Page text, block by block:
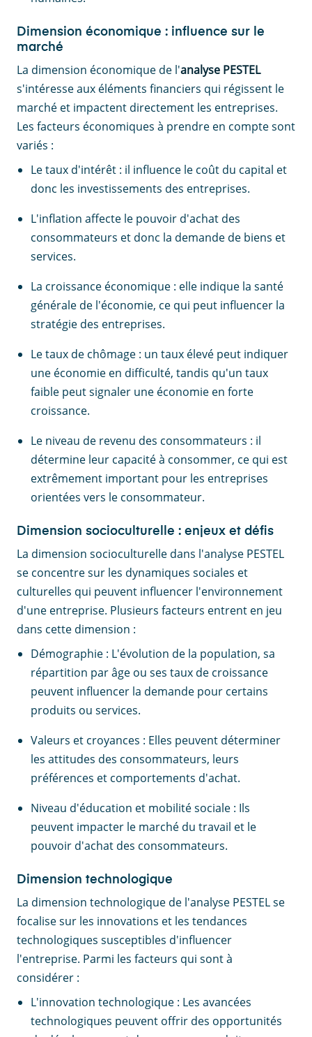
Dimension économique : influence sur le
marché
La dimension économique de l'analyse PESTEL
s'intéresse aux éléments financiers qui régissent le
marché et impactent directement les entreprises.
Les facteurs économiques à prendre en compte sont
variés :
Le taux d'intérêt : il influence le coût du capital et
donc les investissements des entreprises.
L'inflation affecte le pouvoir d'achat des
consommateurs et donc la demande de biens et
services.
La croissance économique : elle indique la santé
générale de l'économie, ce qui peut influencer la
stratégie des entreprises.
Le taux de chômage : un taux élevé peut indiquer
une économie en difficulté, tandis qu'un taux
faible peut signaler une économie en forte
croissance.
Le niveau de revenu des consommateurs : il
détermine leur capacité à consommer, ce qui est
extrêmement important pour les entreprises
orientées vers le consommateur.
Dimension socioculturelle : enjeux et défis
La dimension socioculturelle dans l'analyse PESTEL
se concentre sur les dynamiques sociales et
culturelles qui peuvent influencer l'environnement
d'une entreprise. Plusieurs facteurs entrent en jeu
dans cette dimension :
Démographie : L'évolution de la population, sa
répartition par âge ou ses taux de croissance
peuvent influencer la demande pour certains
produits ou services.
Valeurs et croyances : Elles peuvent déterminer
les attitudes des consommateurs, leurs
préférences et comportements d'achat.
Niveau d'éducation et mobilité sociale : Ils
peuvent impacter le marché du travail et le
pouvoir d'achat des consommateurs.
Dimension technologique
La dimension technologique de l'analyse PESTEL se
focalise sur les innovations et les tendances
technologiques susceptibles d'influencer
l'entreprise. Parmi les facteurs qui sont à
considérer :
L'innovation technologique : Les avancées
technologiques peuvent offrir des opportunités